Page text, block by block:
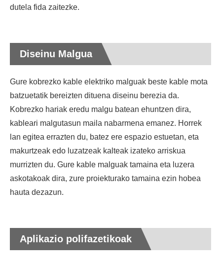
dutela fida zaitezke.
Diseinu Malgua
Gure kobrezko kable elektriko malguak beste kable mota
batzuetatik bereizten dituena diseinu berezia da.
Kobrezko hariak eredu malgu batean ehuntzen dira,
kableari malgutasun maila nabarmena emanez. Horrek
lan egitea errazten du, batez ere espazio estuetan, eta
makurtzeak edo luzatzeak kalteak izateko arriskua
murrizten du. Gure kable malguak tamaina eta luzera
askotakoak dira, zure proiekturako tamaina ezin hobea
hauta dezazun.
Aplikazio polifazetikoak